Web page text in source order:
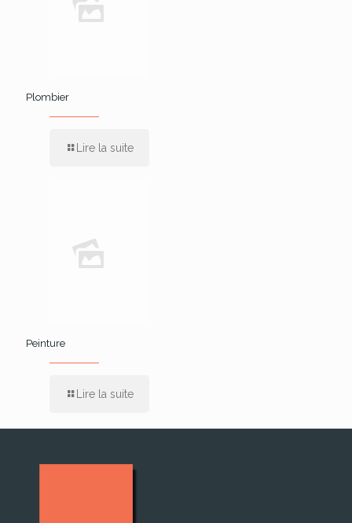
Plombier
Lire la suite
Peinture
Lire la suite